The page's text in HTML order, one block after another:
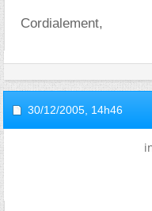
Cordialement,
30/12/2005, 14h46